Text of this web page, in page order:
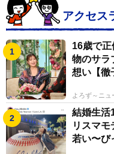
アクセス
16歳で
物のサ
想い【徹
よろず～ニュ
結婚生
リスマ
若い〜び